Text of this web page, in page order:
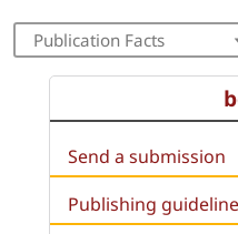
Publication Facts
Send a submission
Publishing